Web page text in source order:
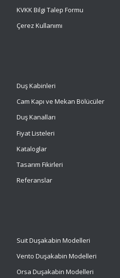
KVKK Bilgi Talep Formu
Çerez Kullanımı
Duş Kabinleri
Cam Kapı ve Mekan Bölücüler
Duş Kanalları
Fiyat Listeleri
Kataloglar
Tasarım Fikirleri
Referanslar
SuitDuşakabin Modelleri
Vento Duşakabin Modelleri
Orsa Duşakabin Modelleri